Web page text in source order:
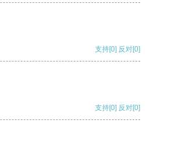
支持[0] 反对[0]
支持[0] 反对[0]